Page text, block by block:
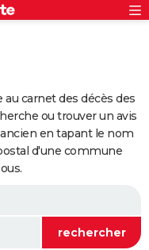
carnet des décès des
ou trouver un avis
en tapant le nom
d'une commune